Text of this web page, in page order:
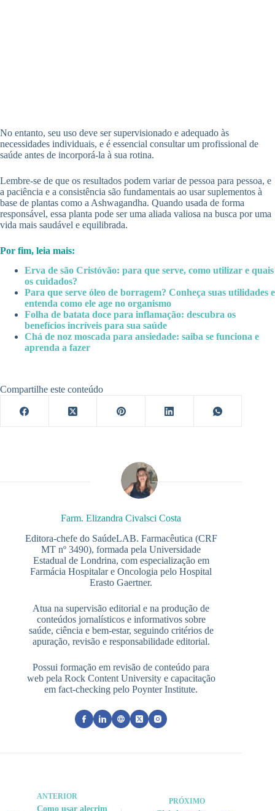
No entanto, seu uso deve ser supervisionado e adequado às
necessidades individuais, e é essencial consultar um profissional de
saúde antes de incorporá-la à sua rotina.
Lembre-se de que os resultados podem variar de pessoa para pessoa, e
a paciência e a consistência são fundamentais ao usar suplementos à
base de plantas como a Ashwagandha. Quando usada de forma
responsável, essa planta pode ser uma aliada valiosa na busca por uma
vida mais saudável e equilibrada.
Por fim, leia mais:
Erva de são Cristóvão: para que serve, como utilizar e quais
os cuidados?
Para que serve óleo de borragem? Conheça suas utilidades e
entenda como ele age no organismo
Folha de batata doce para inflamação: descubra os
benefícios incríveis para sua saúde
Chá de noz moscada para ansiedade: saiba se funciona e
aprenda a fazer
Compartilhe este conteúdo
Farm. Elizandra Civalsci Costa
Editora-chefe do SaúdeLAB. Farmacêutica (CRF
MT nº 3490), formada pela Universidade
Estadual de Londrina, com especialização em
Farmácia Hospitalar e Oncologia pelo Hospital
Erasto Gaertner.
Atua na supervisão editorial e na produção de
conteúdos jornalísticos e informativos sobre
saúde, ciência e bem-estar, seguindo critérios de
apuração, revisão e responsabilidade editorial.
Possui formação em revisão de conteúdo para
web pela Rock Content University e capacitação
em fact-checking pelo Poynter Institute.
ANTERIOR
Como usar alecrim
PRÓXIMO